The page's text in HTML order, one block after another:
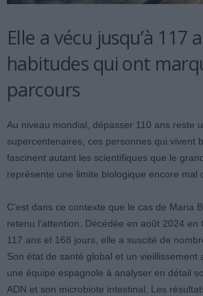
Elle a vécu jusqu’à 117
habitudes qui ont
parcours
Au niveau mondial, dépasser 110 ans reste
supercentenaires, ces personnes qui vivent
fascinent autant les scientifiques que le
représente une limite biologique encore mal
C’est dans ce contexte que le cas de Maria
retenu l’attention. Décédée en août 2024 en
117 ans et 168 jours, elle a suscité de
Son état de santé global et un vieillissement
une équipe espagnole à analyser en détail
ADN et son microbiote intestinal. Les